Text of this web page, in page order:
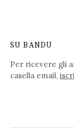
SU BANDU
Per ricevere gli
casella email,